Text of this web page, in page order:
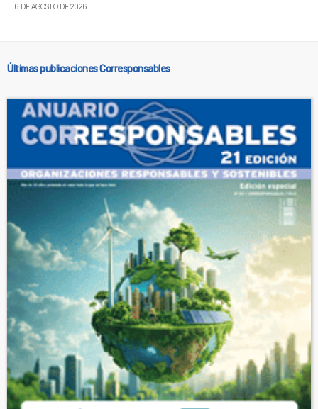
6 DE AGOSTO DE 2026
Últimas publicaciones Corresponsables